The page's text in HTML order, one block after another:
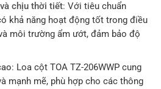
chịu thời tiết: Với tiêu chuẩn
khả năng hoạt động tốt trong điều
môi trường ẩm ướt, đảm bảo độ
: Loa cột TOA TZ-206WWP cung
mạnh mẽ, phù hợp cho các thông